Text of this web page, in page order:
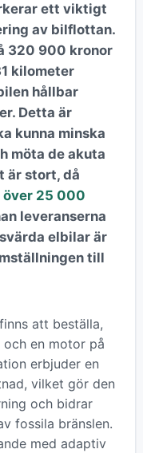
ett viktigt
av bilflottan.
320 900 kronor
kilometer
hållbar
Detta är
kunna minska
möta de akuta
är stort, då
över 25 000
leveranserna
elbilar är
till
att beställa,
en motor på
erbjuder en
vilket gör den
och bidrar
fossila bränslen.
med adaptiv